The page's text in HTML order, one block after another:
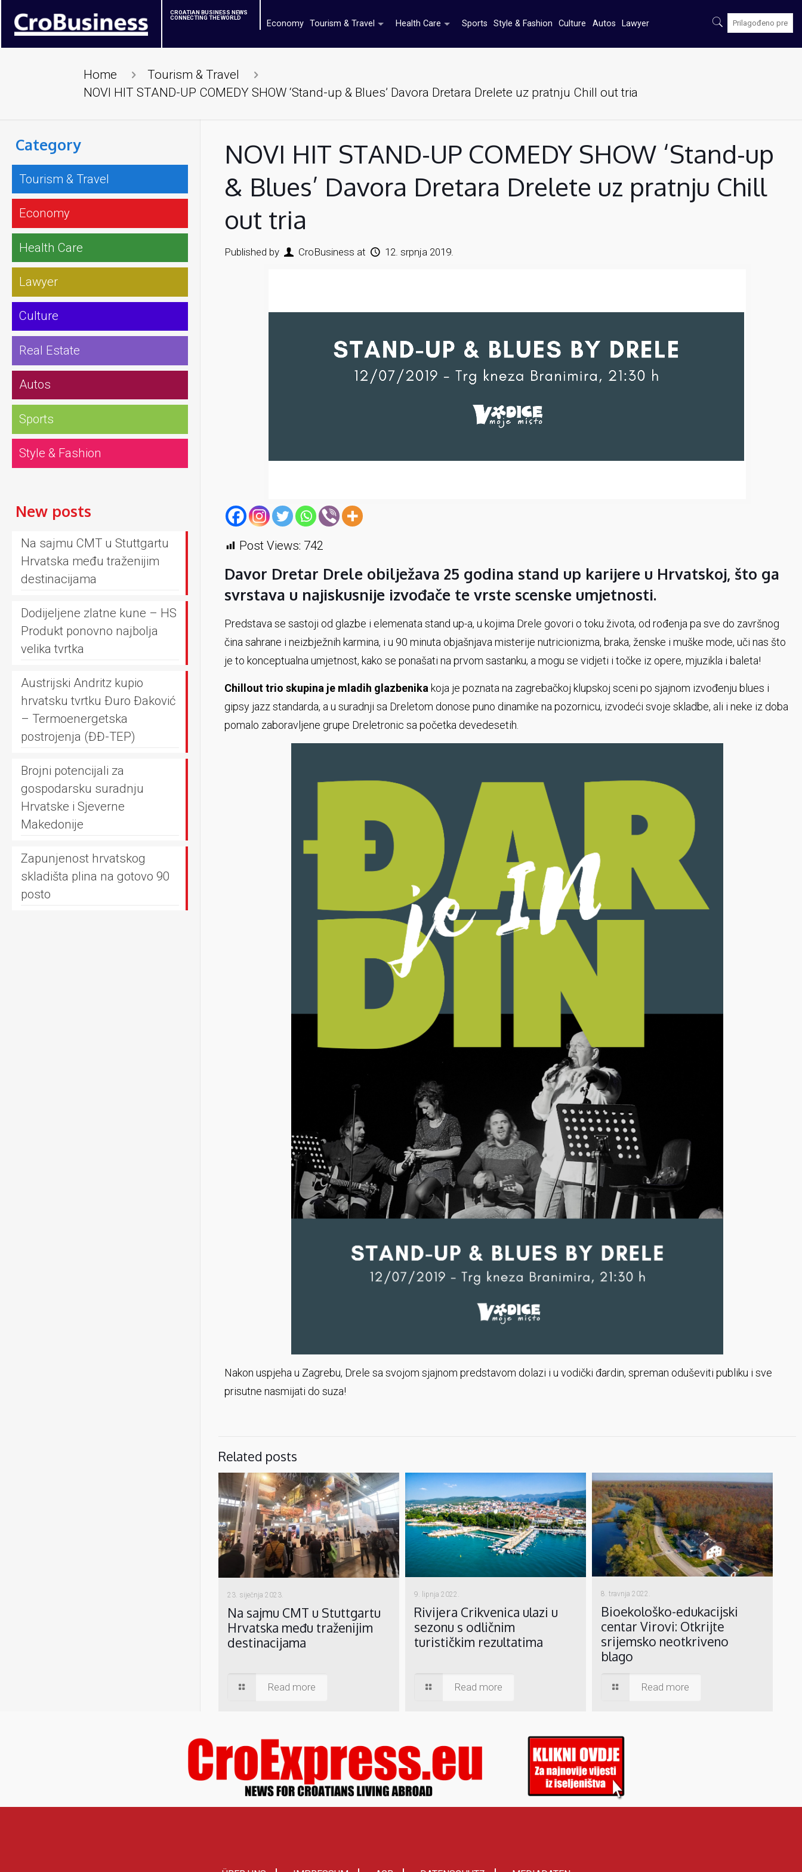
CROATIAN BUSINESS NEWS
CONNECTING THE WORLD
Economy Tourism & Travel Health Care Sports Style & Fashion Culture Autos Lawyer
Home
Tourism & Travel
NOVI HIT STAND-UP COMEDY SHOW ‘Stand-up & Blues’ Davora Dretara Drelete uz pratnju Chill out tria
NOVI HIT STAND-UP COMEDY SHOW ‘Stand-up
& Blues’ Davora Dretara Drelete uz pratnju Chill
out tria
Published by CroBusiness at 12. srpnja 2019.
Post Views: 742
Davor Dretar Drele obilježava 25 godina stand up karijere u Hrvatskoj, što ga
svrstava u najiskusnije izvođače te vrste scenske umjetnosti.
Predstava se sastoji od glazbe i elemenata stand up-a, u kojima Drele govori o toku života, od rođenja pa sve do završnog
čina sahrane i neizbježnih karmina, i u 90 minuta objašnjava misterije nutricionizma, braka, ženske i muške mode, uči nas što
je to konceptualna umjetnost, kako se ponašati na prvom sastanku, a mogu se vidjeti i točke iz opere, mjuzikla i baleta!
Chillout trio skupina je mladih glazbenika koja je poznata na zagrebačkoj klupskoj sceni po sjajnom izvođenju blues i
gipsy jazz standarda, a u suradnji sa Dreletom donose puno dinamike na pozornicu, izvodeći svoje skladbe, ali i neke iz doba
pomalo zaboravljene grupe Dreletronic sa početka devedesetih.
Nakon uspjeha u Zagrebu, Drele sa svojom sjajnom predstavom dolazi i u vodički đardin, spreman oduševiti publiku i sve
prisutne nasmijati do suza!
Related posts
23. siječnja 2023.
Na sajmu CMT u Stuttgartu
Hrvatska među traženijim
destinacijama
Read more
9. lipnja 2022.
Rivijera Crikvenica ulazi u
sezonu s odličnim
turističkim rezultatima
Read more
8. travnja 2022.
Bioekološko-edukacijski
centar Virovi: Otkrijte
srijemsko neotkriveno
blago
Read more
Category
Tourism & Travel
Economy
Health Care
Lawyer
Culture
Real Estate
Autos
Sports
Style & Fashion
New posts
Na sajmu CMT u Stuttgartu
Hrvatska među traženijim
destinacijama
Dodijeljene zlatne kune – HS
Produkt ponovno najbolja
velika tvrtka
Austrijski Andritz kupio
hrvatsku tvrtku Đuro Đaković
– Termoenergetska
postrojenja (ĐĐ-TEP)
Brojni potencijali za
gospodarsku suradnju
Hrvatske i Sjeverne
Makedonije
Zapunjenost hrvatskog
skladišta plina na gotovo 90
posto